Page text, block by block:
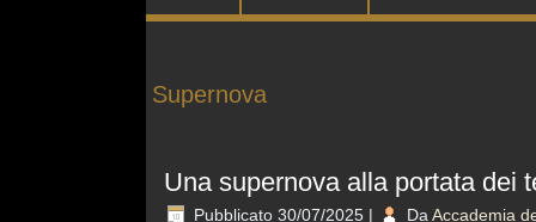
Supernova
Una supernova alla portata dei
Pubblicato 30/07/2025 | Da Accademia